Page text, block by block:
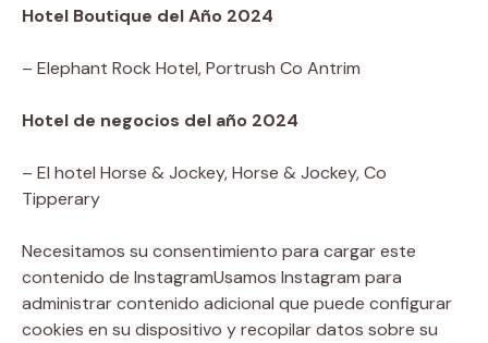
Hotel Boutique del Año 2024
– Elephant Rock Hotel, Portrush Co Antrim
Hotel de negocios del año 2024
– El hotel Horse & Jockey, Horse & Jockey, Co
Tipperary
Necesitamos su consentimiento para cargar este
contenido de InstagramUsamos Instagram para
administrar contenido adicional que puede configurar
cookies en su dispositivo y recopilar datos sobre su